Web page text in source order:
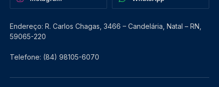
Endereço: R. Carlos Chagas, 3466 – Candelária, Natal – RN,
59065-220
Telefone: (84) 98105-6070